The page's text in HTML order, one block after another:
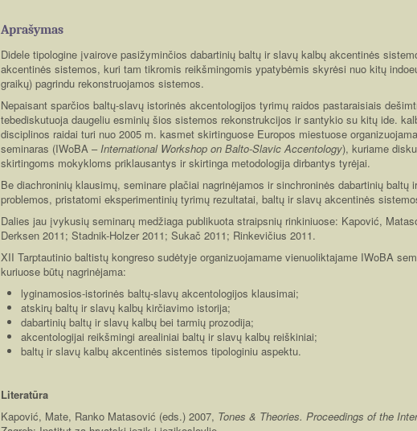
Aprašymas
Didele tipologine įvairove pasižyminčios dabartinių baltų ir slavų kalbų akcentinės
akcentinės sistemos, kuri tam tikromis reikšmingomis ypatybėmis skyrėsi nuo kitų
graikų) pagrindu rekonstruojamos sistemos.
Nepaisant sparčios baltų-slavų istorinės akcentologijos tyrimų raidos pastaraisiais
tebediskutuoja daugeliu esminių šios sistemos rekonstrukcijos ir santykio su kitų ide.
disciplinos raidai turi nuo 2005 m. kasmet skirtinguose Europos miestuose
seminaras (IWoBA –International Workshop on Balto-Slavic Accentology), kuriame
skirtingoms mokykloms priklausantys ir skirtinga metodologija dirbantys tyrėjai.
Be diachroninių klausimų, seminare plačiai nagrinėjamos ir sinchroninės dabartinių baltų
problemos, pristatomi eksperimentinių tyrimų rezultatai, baltų ir slavų akcentinės
Dalies jau įvykusių seminarų medžiaga publikuota straipsnių rinkiniuose: Kapović,
Derksen 2011; Stadnik-Holzer 2011; Sukač 2011; Rinkevičius 2011.
XII Tarptautinio baltistų kongreso sudėtyje organizuojamame vienuoliktajame IWoBA
kuriuose būtų nagrinėjama:
lyginamosios-istorinės baltų-slavų akcentologijos klausimai;
atskirų baltų ir slavų kalbų kirčiavimo istorija;
dabartinių baltų ir slavų kalbų bei tarmių prozodija;
akcentologijai reikšmingi arealiniai baltų ir slavų kalbų reiškiniai;
baltų ir slavų kalbų akcentinės sistemos tipologiniu aspektu.
Literatūra
Kapović, Mate, Ranko Matasović (eds.) 2007, Tones & Theories. Proceedings of the